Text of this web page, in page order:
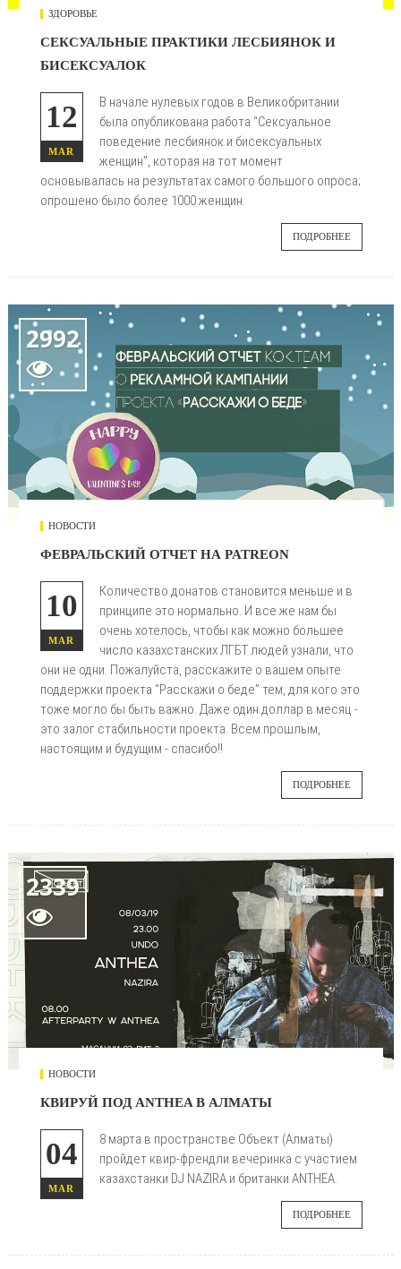
ЗДОРОВЬЕ
СЕКСУАЛЬНЫЕ ПРАКТИКИ ЛЕСБИЯНОК И
БИСЕКСУАЛОК
12
MAR
В начале нулевых годов в Великобритании
была опубликована работа “Сексуальное
поведение лесбиянок и бисексуальных
женщин”, которая на тот момент
основывалась на результатах самого большого опроса;
опрошено было более 1000 женщин.
ПОДРОБНЕЕ
2992

НОВОСТИ
ФЕВРАЛЬСКИЙ ОТЧЕТ НА PATREON
10
MAR
Количество донатов становится меньше и в
принципе это нормально. И все же нам бы
очень хотелось, чтобы как можно большее
число казахстанских ЛГБТ людей узнали, что
они не одни. Пожалуйста, расскажите о вашем опыте
поддержки проекта “Расскажи о беде” тем, для кого это
тоже могло бы быть важно. Даже один доллар в месяц -
это залог стабильности проекта. Всем прошлым,
настоящим и будущим - спасибо!!
ПОДРОБНЕЕ
2339

НОВОСТИ
КВИРУЙ ПОД ANTHEA В АЛМАТЫ
04
MAR
8 марта в пространстве Объект (Алматы)
пройдет квир-френдли вечеринка с участием
казахстанки DJ NAZIRA и британки ANTHEA.
ПОДРОБНЕЕ